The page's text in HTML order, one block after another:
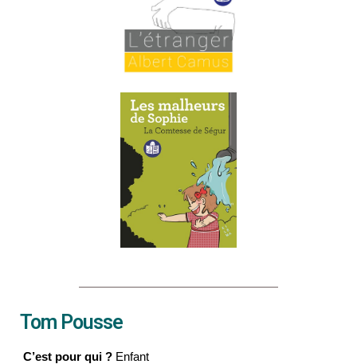
Tom Pousse
C’est pour qui ? Enfant